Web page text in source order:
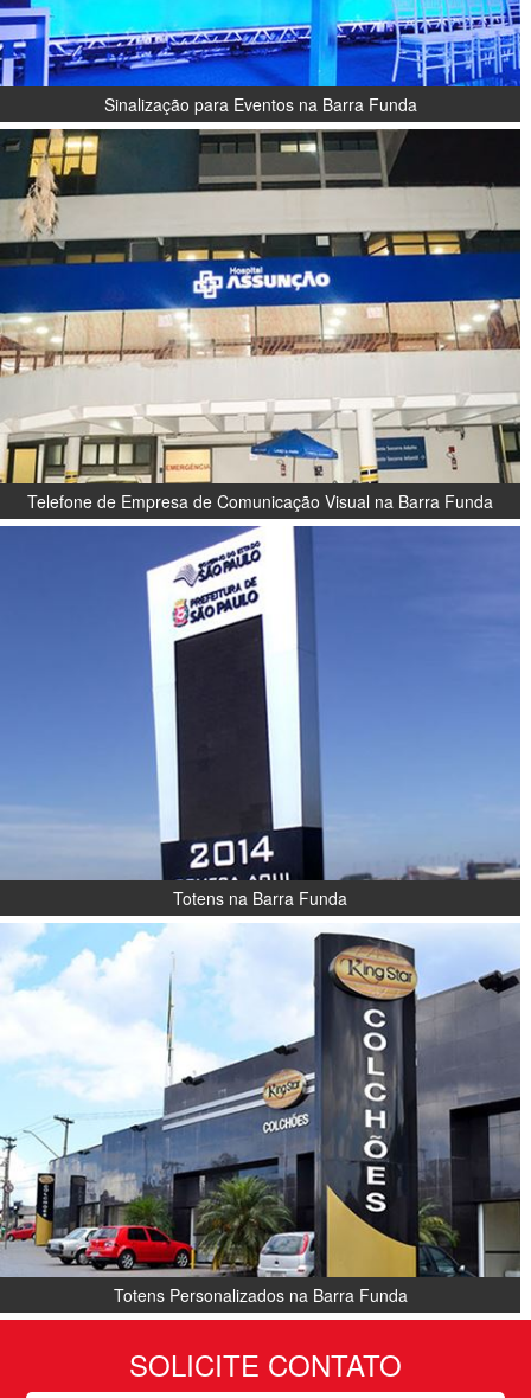
Sinalização para Eventos na Barra Funda
Telefone de Empresa de Comunicação Visual na Barra Funda
Totens na Barra Funda
Totens Personalizados na Barra Funda
SOLICITE CONTATO